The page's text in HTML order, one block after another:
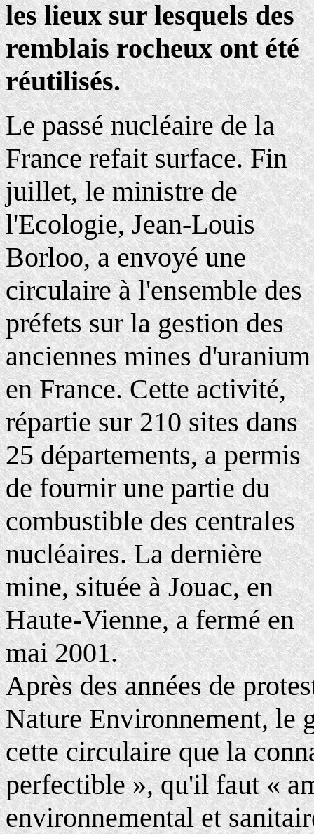
les lieux sur lesquels des
remblais rocheux ont été
réutilisés.
Le passé nucléaire de la
France refait surface. Fin
juillet, le ministre de
l'Ecologie, Jean-Louis
Borloo, a envoyé une
circulaire à l'ensemble des
préfets sur la gestion des
anciennes mines d'uranium
en France. Cette activité,
répartie sur 210 sites dans
25 départements, a permis
de fournir une partie du
combustible des centrales
nucléaires. La dernière
mine, située à Jouac, en
Haute-Vienne, a fermé en
mai 2001.
Après des années de
Nature Environnement, le
cette circulaire que la
perfectible », qu'il faut «
environnemental et